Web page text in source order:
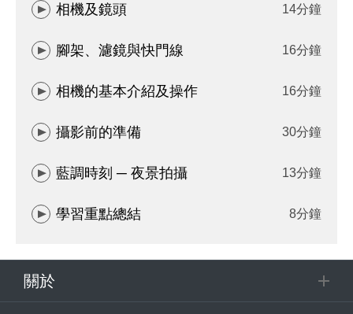
相機及鏡頭 14分鐘
腳架、濾鏡與快門線 16分鐘
相機的基本介紹及操作 16分鐘
攝影前的準備 30分鐘
藍調時刻 ─ 夜景拍攝 13分鐘
學習重點總結 8分鐘
關於